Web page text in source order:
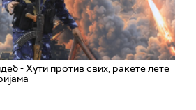
- Хути против свих, ракете лете